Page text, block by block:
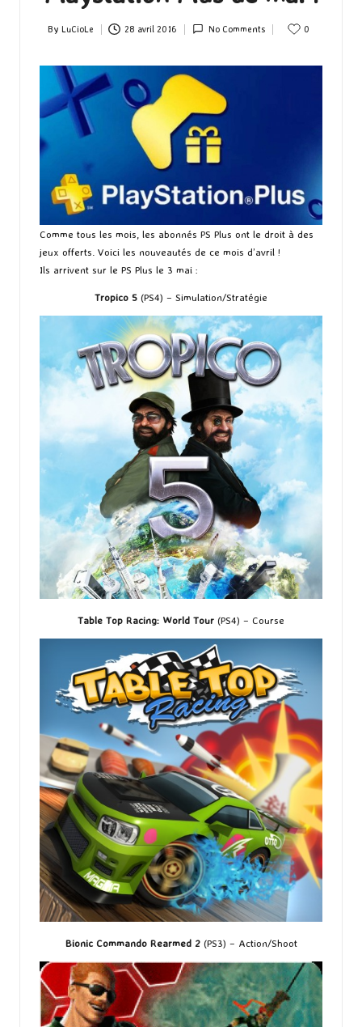
Posted
By LuCioLe 28 avril 2016 No Comments 0
Comme tous les mois, les abonnés PS Plus ont le droit à des
jeux offerts. Voici les nouveautés de ce mois d’avril !
Ils arrivent sur le PS Plus le 3 mai :
Tropico 5 (PS4) – Simulation/Stratégie
Table Top Racing: World Tour (PS4) – Course
Bionic Commando Rearmed 2(PS3) – Action/Shoot